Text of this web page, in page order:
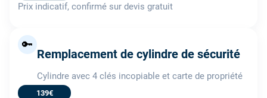
Prix indicatif, confirmé sur devis gratuit
🔑
Remplacement de cylindre de sécurité
Cylindre avec 4 clés incopiable et carte de propriété
139€